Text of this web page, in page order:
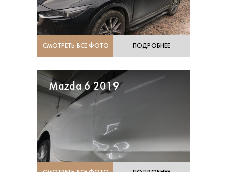
СМОТРЕТЬ ВСЕ ФОТО ПОДРОБНЕЕ
Mazda 6 2019